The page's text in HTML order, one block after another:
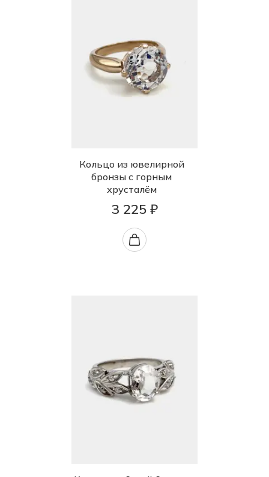
Кольцо из ювелирной
бронзы с горным
хрусталём
3 225 ₽